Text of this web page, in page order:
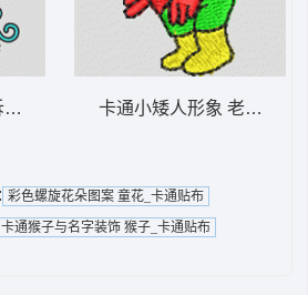
了！” 猴子_卡通贴布
卡通小矮人形象 老人_卡
彩色螺旋花朵图案 童花_卡通贴布
卡通猴子与名字装饰 猴子_卡通贴布